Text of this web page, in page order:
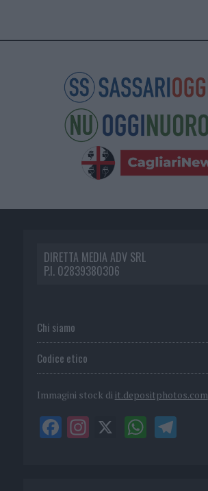
DIRETTA MEDIA ADV SRL
P.I. 02839380306
Chi siamo
Codice etico
Immagini stock di it.depositphotos.com